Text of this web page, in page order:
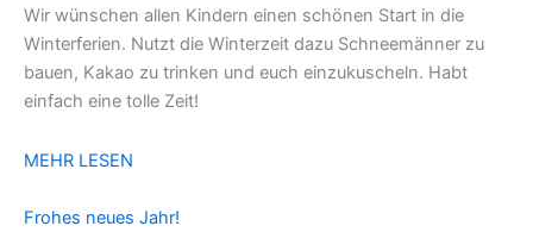
Wir wünschen allen Kindern einen schönen Start in die
Winterferien. Nutzt die Winterzeit dazu Schneemänner zu
bauen, Kakao zu trinken und euch einzukuscheln. Habt
einfach eine tolle Zeit!
MEHR LESEN
Frohes neues Jahr!